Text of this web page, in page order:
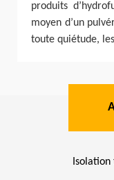
produits
moyen d’un
toute quiétude,